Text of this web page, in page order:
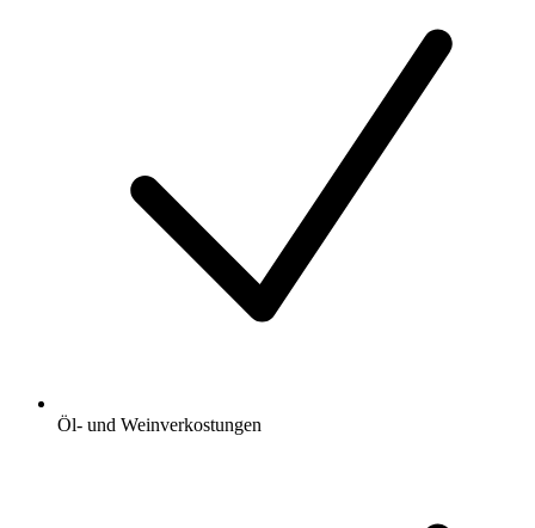
Öl- und Weinverkostungen